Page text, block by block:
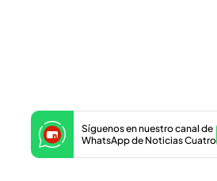
Síguenos en nuestro canal de
WhatsApp de Noticias Cuatro